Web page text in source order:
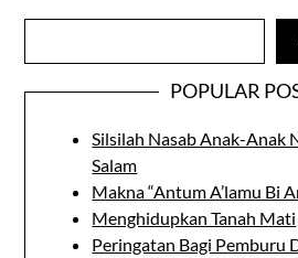
POPULAR
Silsilah Nasab Anak-Anak
Salam
Makna “Antum A’lamu Bi
Menghidupkan Tanah Mati
Peringatan Bagi Pemburu